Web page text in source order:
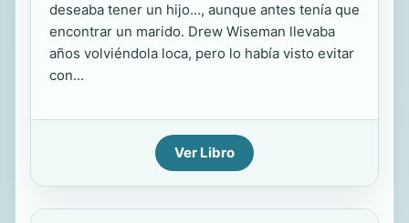
deseaba tener un hijo..., aunque antes tenía que
encontrar un marido. Drew Wiseman llevaba
años volviéndola loca, pero lo había visto evitar
con...
Ver Libro